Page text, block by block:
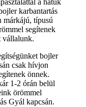
a hátuk
karbantartás
márkájú, típusú
segítenek
vállalunk.
bojler
csak hívjon
önnek.
1-2 órán belül
örömmel
Gyál kapcsán.